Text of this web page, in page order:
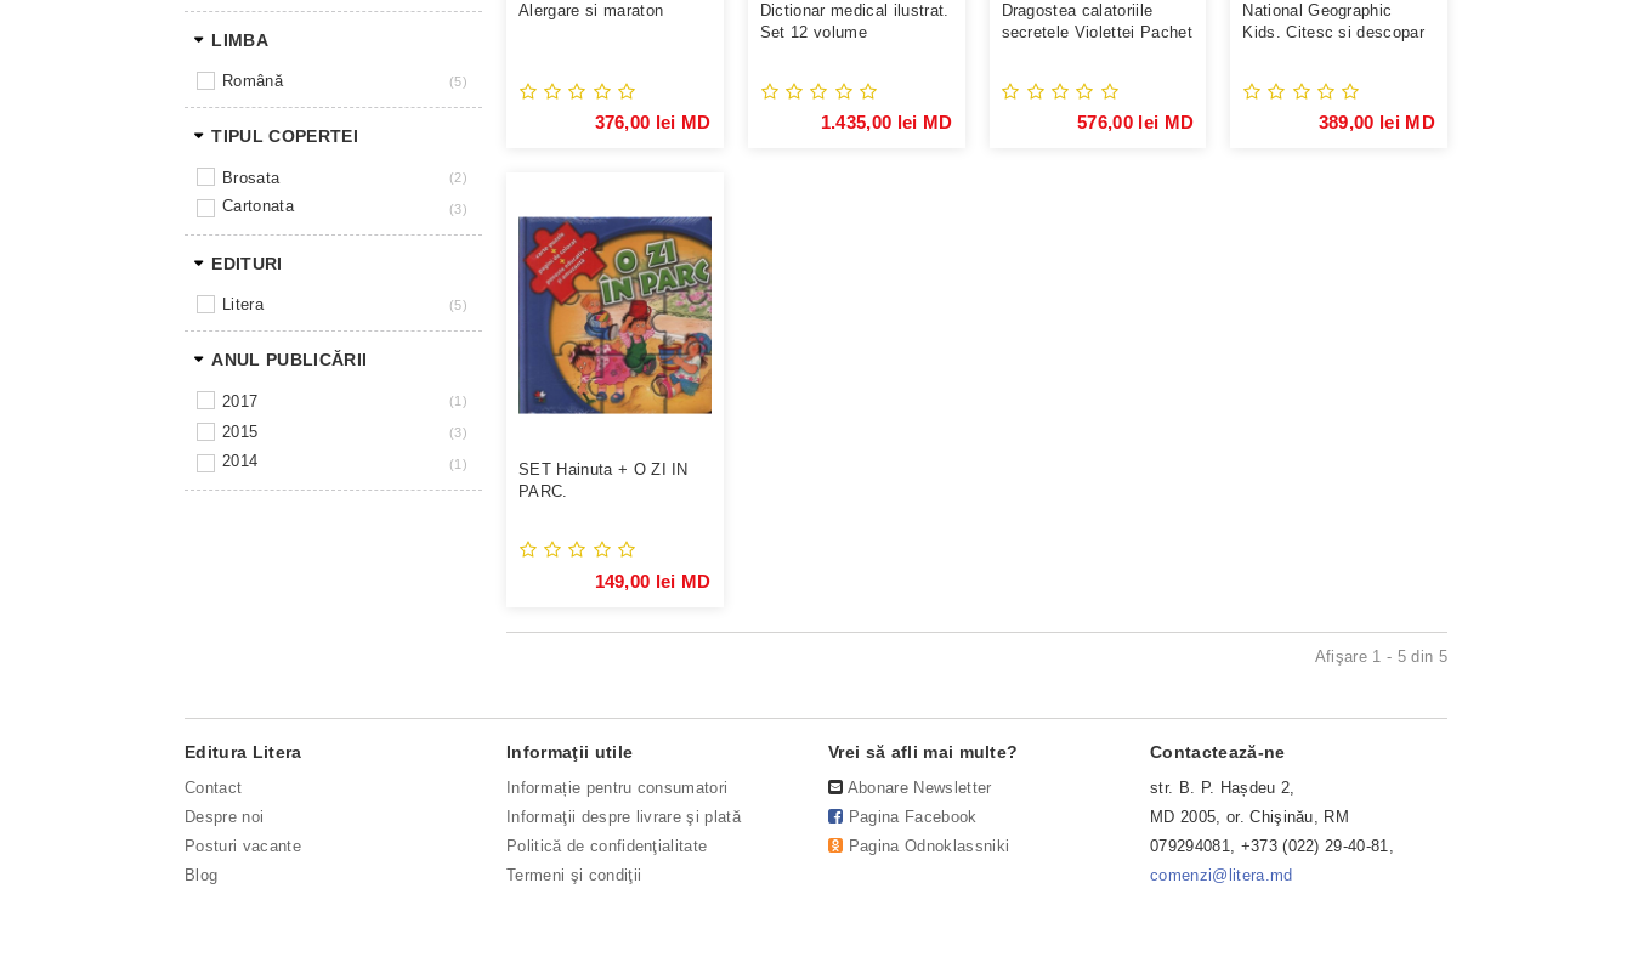
LIMBA
română 5
TIPUL COPERTEI
brosata 2
cartonata 3
EDITURI
litera 5
ANUL PUBLICĂRII
2017 1
2015 3
2014 1
Alergare si maraton
376,00 lei MD
Dictionar medical ilustrat.
Set 12 volume
1.435,00 lei MD
Dragostea calatoriile
secretele Violettei Pachet
576,00 lei MD
National Geographic
Kids. Citesc si descopar
389,00 lei MD
SET Hainuta + O ZI IN
PARC.
149,00 lei MD
Afişare 1 - 5 din 5
Editura Litera
Contact
Despre noi
Posturi vacante
Blog
Informaţii utile
Informație pentru consumatori
Informaţii despre livrare şi plată
Politică de confidenţialitate
Termeni şi condiţii
Vrei să afli mai multe?
Abonare Newsletter
Pagina Facebook
Pagina Odnoklassniki
Contactează-ne
str. B. P. Hașdeu 2,
MD 2005, or. Chişinău, RM
079294081, +373 (022) 29-40-81,
comenzi@litera.md